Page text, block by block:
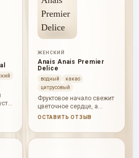
ЖЕНСКИЙ
Anais Anais Premier
Delice
водный
какао
цитрусовый
Фруктовое начало свежит
цветочное сердце, а
какао с кедром
теплый, чуть сухой финал.
ОСТАВИТЬ ОТЗЫВ